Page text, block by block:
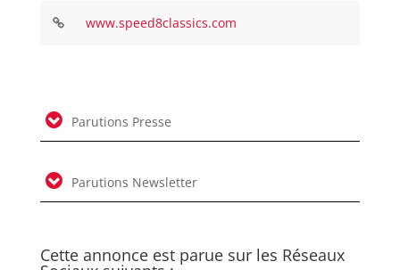
www.speed8classics.com
Parutions Presse
Parutions Newsletter
Cette annonce est parue sur les Réseaux